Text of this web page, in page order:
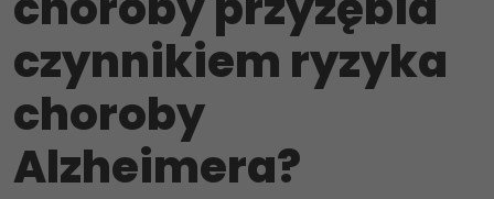
czynnikiem ryzyka
choroby
Alzheimera?